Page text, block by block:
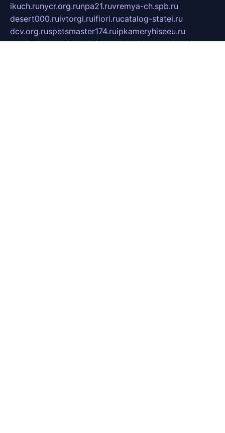
ikuch.runycr.org.runpa21.ruvremya-ch.spb.ru
desert000.ruivtorgi.ruifiori.rucatalog-statei.ru
dcv.org.ruspetsmaster174.ruipkameryhiseeu.ru
dum26.ruruspol.spb.rufr-opendp.rukam-solnyshko.ru